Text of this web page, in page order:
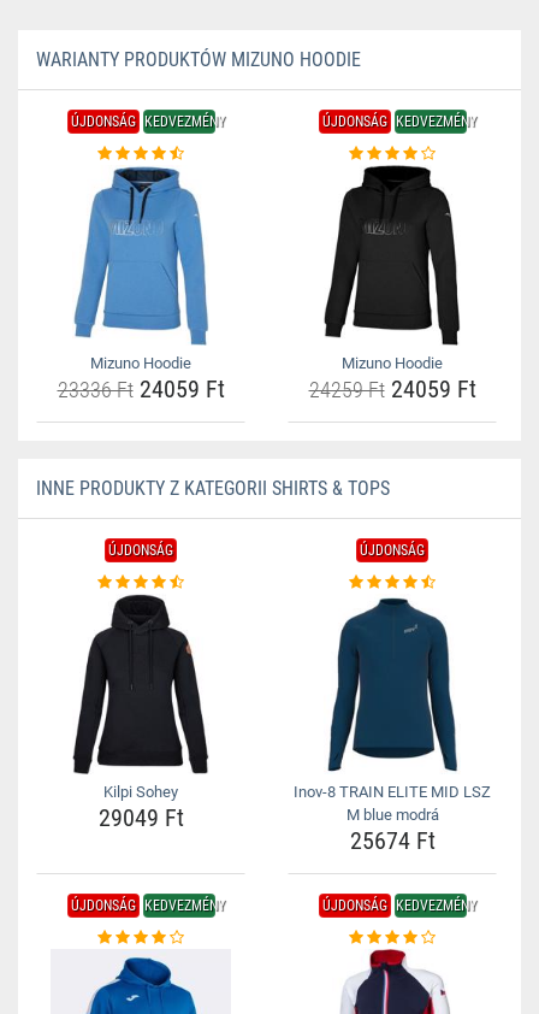
WARIANTY PRODUKTÓW MIZUNO HOODIE
ÚJDONSÁG KEDVEZMÉNY
Mizuno Hoodie
23336 Ft24059 Ft
ÚJDONSÁG KEDVEZMÉNY
Mizuno Hoodie
24259 Ft24059 Ft
INNE PRODUKTY Z KATEGORII SHIRTS & TOPS
ÚJDONSÁG
Kilpi Sohey
29049 Ft
ÚJDONSÁG
Inov-8 TRAIN ELITE MID LSZ
M blue modrá
25674 Ft
ÚJDONSÁG KEDVEZMÉNY ÚJDONSÁG KEDVEZMÉNY